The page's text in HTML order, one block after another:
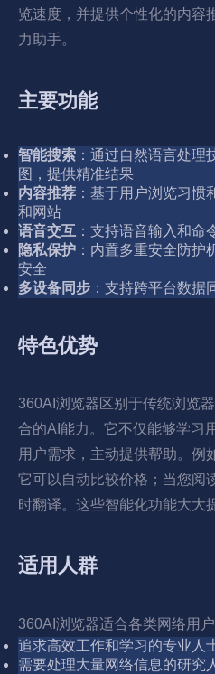
览速度，并提供个性化的内容
力助手。
主要功能
智能搜索 ：通过自然语言处理
图，提供精准结果
内容推荐 ：基于用户浏览习惯
和网站
语音交互 ：支持语音输入和命
隐私保护 ：内置多重安全防护
安全
多设备同步 ：支持跨平台数据
特色优势
360AI浏览器区别于传统浏览
合的AI能力。它不仅能够学习
用户需求，主动提供帮助。例
它可以自动比较价格；当您阅
时翻译。这些智能化功能大大
适用人群
360AI浏览器适合各类网络用户
追求高效工作和学习的专业人
需要处理大量网络信息的研究